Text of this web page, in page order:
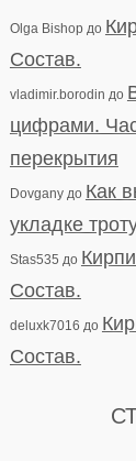
Olga Bishopдо
Состав.
vladimir.borodin до
цифрами.
перекрытия
Dovganyдо Как
укладке
Stas535 до
Состав.
deluxk7016 до
Состав.